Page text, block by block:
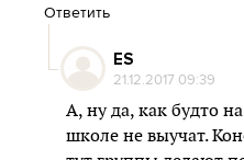
Ответить
ES
21.12.2017 09:39
А, ну да, как будто
школе не выучат.